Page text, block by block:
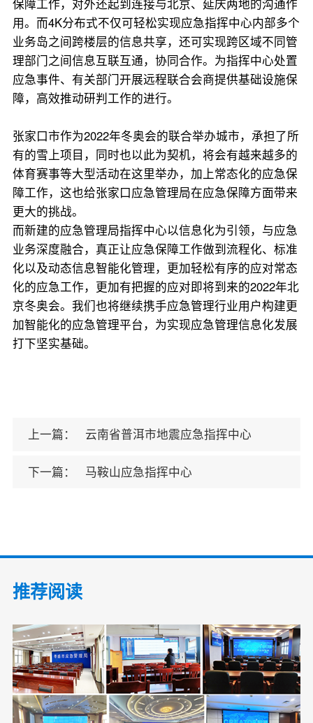
保障工作，对外还起到连接与北京、延庆两地的沟通作
用。而4K分布式不仅可轻松实现应急指挥中心内部多个
业务岛之间跨楼层的信息共享，还可实现跨区域不同管
理部门之间信息互联互通，协同合作。为指挥中心处置
应急事件、有关部门开展远程联合会商提供基础设施保
障，高效推动研判工作的进行。
张家口市作为2022年冬奥会的联合举办城市，承担了所
有的雪上项目，同时也以此为契机，将会有越来越多的
体育赛事等大型活动在这里举办，加上常态化的应急保
障工作，这也给张家口应急管理局在应急保障方面带来
更大的挑战。
而新建的应急管理局指挥中心以信息化为引领，与应急
业务深度融合，真正让应急保障工作做到流程化、标准
化以及动态信息智能化管理，更加轻松有序的应对常态
化的应急工作，更加有把握的应对即将到来的2022年北
京冬奥会。我们也将继续携手应急管理行业用户构建更
加智能化的应急管理平台，为实现应急管理信息化发展
打下坚实基础。
上一篇： 云南省普洱市地震应急指挥中心
下一篇： 马鞍山应急指挥中心
推荐阅读